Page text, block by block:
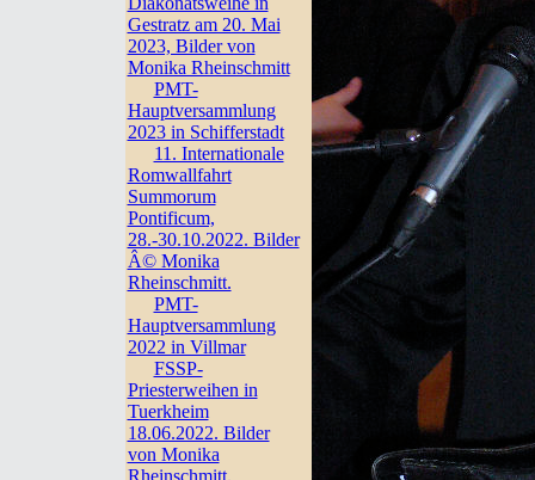
Gestratz am 20. Mai
2023, Bilder von
Monika Rheinschmitt
PMT-
Hauptversammlung
2023 in Schifferstadt
11. Internationale
Romwallfahrt
Summorum
Pontificum,
28.-30.10.2022. Bilder
Â© Monika
Rheinschmitt.
PMT-
Hauptversammlung
2022 in Villmar
FSSP-
Priesterweihen in
Tuerkheim
18.06.2022. Bilder
von Monika
Rheinschmitt.